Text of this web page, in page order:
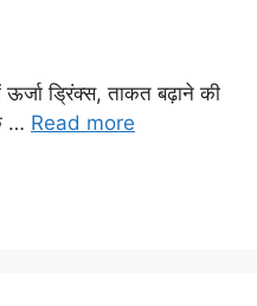
ड्रिंक्स, ताकत बढ़ाने की
… Read more